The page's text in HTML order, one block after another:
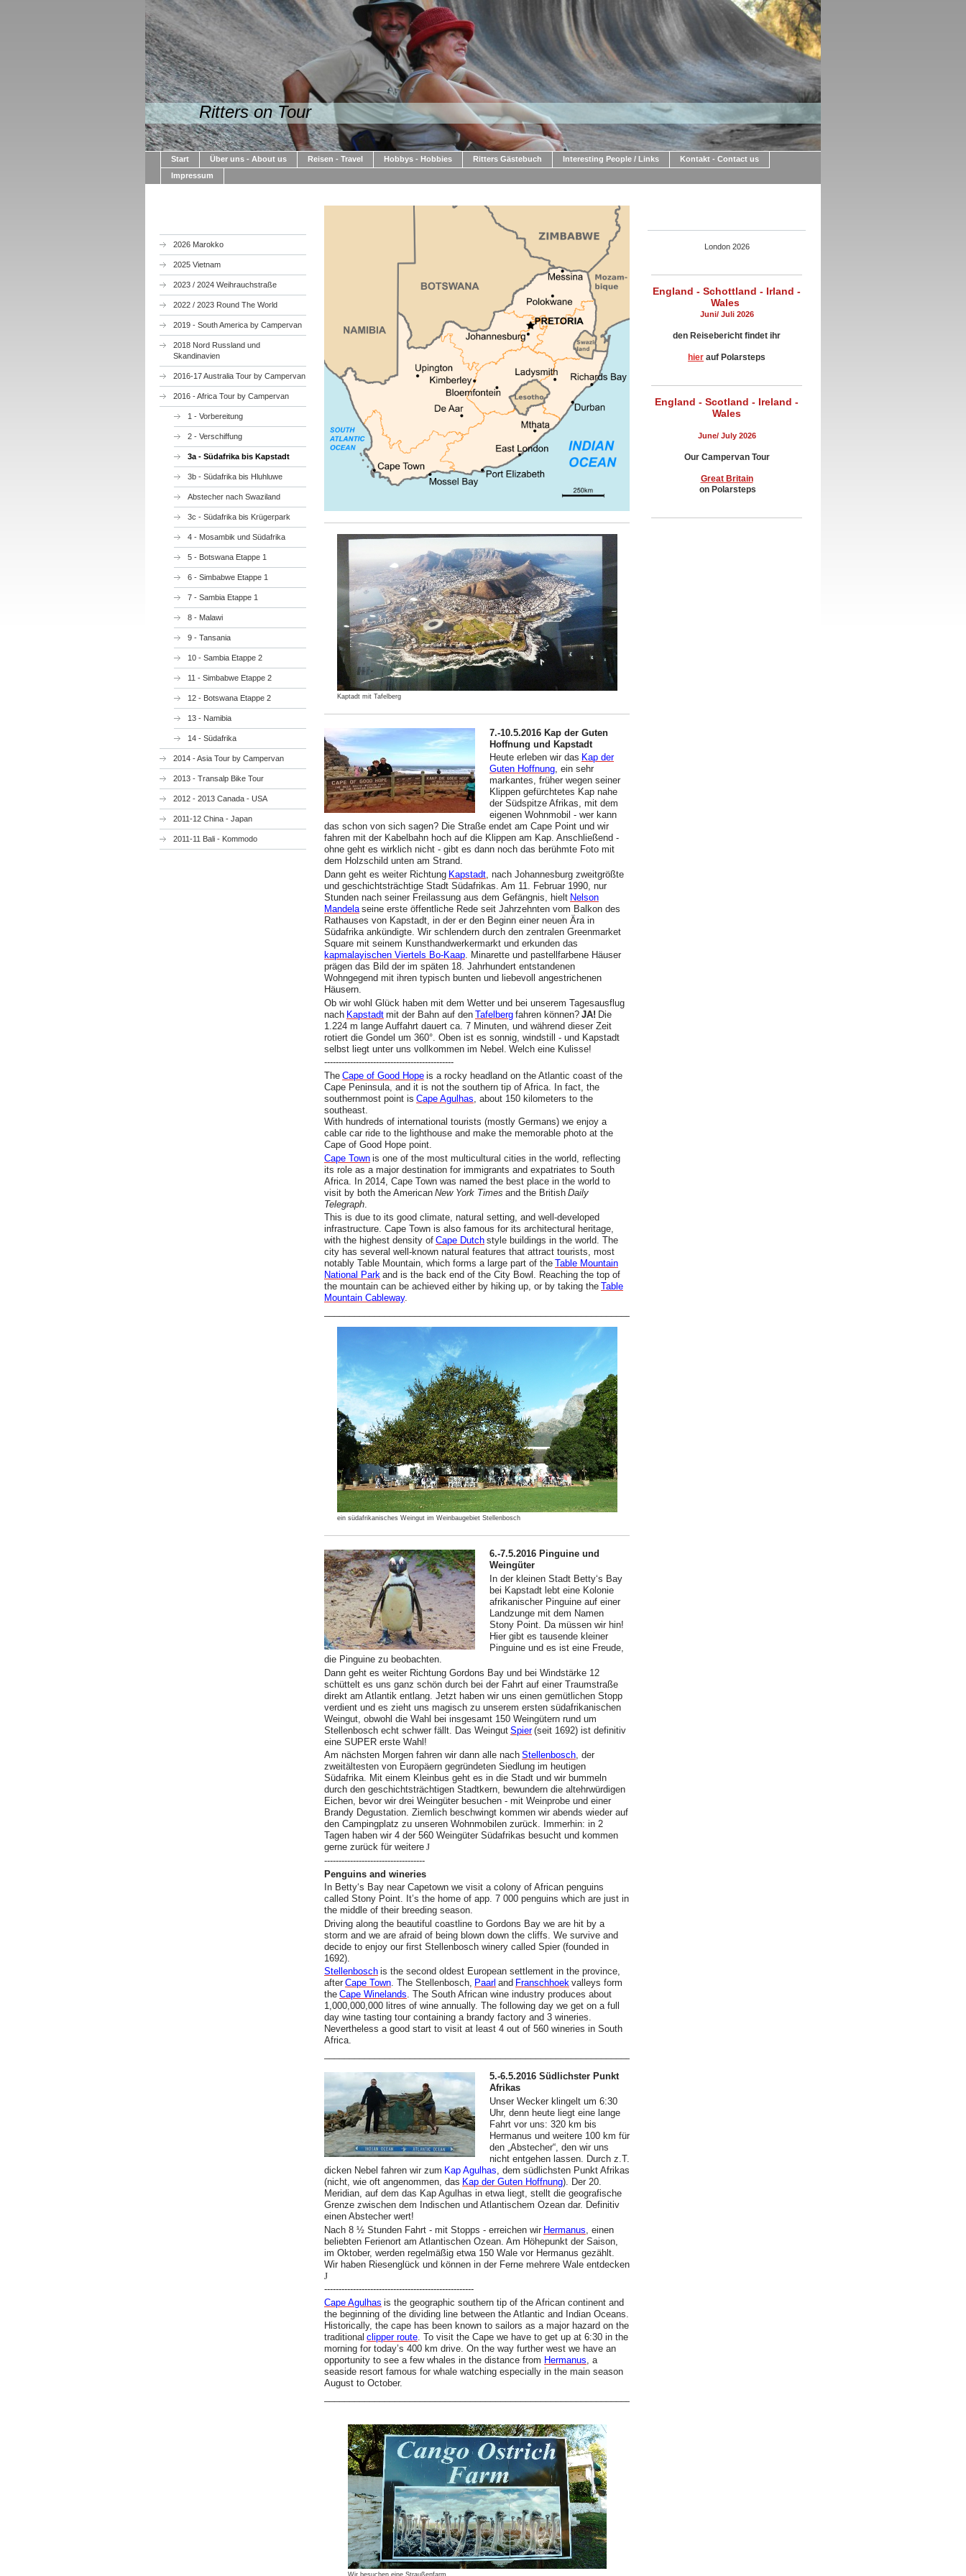
Ritters on Tour
Start Über uns - About us Reisen - Travel Hobbys - Hobbies Ritters Gästebuch Interesting People / Links
Kontakt - Contact us
Impressum
2026 Marokko
2025 Vietnam
2023 / 2024 Weihrauchstraße
2022 / 2023 Round The World
2019 - South America by Campervan
2018 Nord Russland und
Skandinavien
2016-17 Australia Tour by Campervan
2016 - Africa Tour by Campervan
1 - Vorbereitung
2 - Verschiffung
3a - Südafrika bis Kapstadt
3b - Südafrika bis Hluhluwe
Abstecher nach Swaziland
3c - Südafrika bis Krügerpark
4 - Mosambik und Südafrika
5 - Botswana Etappe 1
6 - Simbabwe Etappe 1
7 - Sambia Etappe 1
8 - Malawi
9 - Tansania
10 - Sambia Etappe 2
11 - Simbabwe Etappe 2
12 - Botswana Etappe 2
13 - Namibia
14 - Südafrika
2014 - Asia Tour by Campervan
2013 - Transalp Bike Tour
2012 - 2013 Canada - USA
2011-12 China - Japan
2011-11 Bali - Kommodo
Kaptadt mit Tafelberg
7.-10.5.2016 Kap der Guten
Hoffnung und Kapstadt
Heute erleben wir das Kap der
Guten Hoffnung, ein sehr
markantes, früher wegen seiner
Klippen gefürchtetes Kap nahe
der Südspitze Afrikas, mit dem
eigenen Wohnmobil - wer kann
das schon von sich sagen? Die Straße endet am Cape Point und wir
fahren mit der Kabelbahn hoch auf die Klippen am Kap. Anschließend -
ohne geht es wirklich nicht - gibt es dann noch das berühmte Foto mit
dem Holzschild unten am Strand.
Dann geht es weiter Richtung Kapstadt , nach Johannesburg zweitgrößte
und geschichtsträchtige Stadt Südafrikas. Am 11. Februar 1990, nur
Stunden nach seiner Freilassung aus dem Gefängnis, hielt Nelson
Mandela seine erste öffentliche Rede seit Jahrzehnten vom Balkon des
Rathauses von Kapstadt, in der er den Beginn einer neuen Ära in
Südafrika ankündigte. Wir schlendern durch den zentralen Greenmarket
Square mit seinem Kunsthandwerkermarkt und erkunden das
kapmalayischen Viertels Bo-Kaap . Minarette und pastellfarbene Häuser
prägen das Bild der im späten 18. Jahrhundert entstandenen
Wohngegend mit ihren typisch bunten und liebevoll angestrichenen
Häusern.
Ob wir wohl Glück haben mit dem Wetter und bei unserem Tagesausflug
nach Kapstadt mit der Bahn auf den Tafelberg fahren können? JA! Die
1.224 m lange Auffahrt dauert ca. 7 Minuten, und während dieser Zeit
rotiert die Gondel um 360°. Oben ist es sonnig, windstill - und Kapstadt
selbst liegt unter uns vollkommen im Nebel. Welch eine Kulisse!
---------------------------------------------
The Cape of Good Hope is a rocky headland on the Atlantic coast of the
Cape Peninsula, and it is not the southern tip of Africa. In fact, the
southernmost point is Cape Agulhas , about 150 kilometers to the
southeast.
With hundreds of international tourists (mostly Germans) we enjoy a
cable car ride to the lighthouse and make the memorable photo at the
Cape of Good Hope point.
Cape Town is one of the most multicultural cities in the world, reflecting
its role as a major destination for immigrants and expatriates to South
Africa. In 2014, Cape Town was named the best place in the world to
visit by both the American New York Times and the British Daily
Telegraph
This is due to its good climate, natural setting, and well-developed
infrastructure. Cape Town is also famous for its architectural heritage,
with the highest density of Cape Dutch style buildings in the world. The
city has several well-known natural features that attract tourists, most
notably Table Mountain, which forms a large part of the Table Mountain
National Park and is the back end of the City Bowl. Reaching the top of
the mountain can be achieved either by hiking up, or by taking the Table
Mountain Cableway.
ein südafrikanisches Weingut im Weinbaugebiet Stellenbosch
6.-7.5.2016 Pinguine und
Weingüter
In der kleinen Stadt Betty‘s Bay
bei Kapstadt lebt eine Kolonie
afrikanischer Pinguine auf einer
Landzunge mit dem Namen
Stony Point. Da müssen wir hin!
Hier gibt es tausende kleiner
Pinguine und es ist eine Freude,
die Pinguine zu beobachten.
Dann geht es weiter Richtung Gordons Bay und bei Windstärke 12
schüttelt es uns ganz schön durch bei der Fahrt auf einer Traumstraße
direkt am Atlantik entlang. Jetzt haben wir uns einen gemütlichen Stopp
verdient und es zieht uns magisch zu unserem ersten südafrikanischen
Weingut, obwohl die Wahl bei insgesamt 150 Weingütern rund um
Stellenbosch echt schwer fällt. Das Weingut Spier (seit 1692) ist definitiv
eine SUPER erste Wahl!
Am nächsten Morgen fahren wir dann alle nach Stellenbosch, der
zweitältesten von Europäern gegründeten Siedlung im heutigen
Südafrika. Mit einem Kleinbus geht es in die Stadt und wir bummeln
durch den geschichtsträchtigen Stadtkern, bewundern die altehrwürdigen
Eichen, bevor wir drei Weingüter besuchen - mit Weinprobe und einer
Brandy Degustation. Ziemlich beschwingt kommen wir abends wieder auf
den Campingplatz zu unseren Wohnmobilen zurück. Immerhin: in 2
Tagen haben wir 4 der 560 Weingüter Südafrikas besucht und kommen
gerne zurück für weitere J
-----------------------------------
Penguins and wineries
In Betty‘s Bay near Capetown we visit a colony of African penguins
called Stony Point. It’s the home of app. 7 000 penguins which are just in
the middle of their breeding season.
Driving along the beautiful coastline to Gordons Bay we are hit by a
storm and we are afraid of being blown down the cliffs. We survive and
decide to enjoy our first Stellenbosch winery called Spier (founded in
1692).
Stellenbosch is the second oldest European settlement in the province,
after Cape Town. The Stellenbosch, Paarl and Franschhoek valleys form
the Cape Winelands. The South African wine industry produces about
1,000,000,000 litres of wine annually. The following day we get on a full
day wine tasting tour containing a brandy factory and 3 wineries.
Nevertheless a good start to visit at least 4 out of 560 wineries in South
Africa.
5.-6.5.2016 Südlichster Punkt
Afrikas
Unser Wecker klingelt um 6:30
Uhr, denn heute liegt eine lange
Fahrt vor uns: 320 km bis
Hermanus und weitere 100 km für
den „Abstecher“, den wir uns
nicht entgehen lassen. Durch z.T.
dicken Nebel fahren wir zum Kap Agulhas, dem südlichsten Punkt Afrikas
(nicht, wie oft angenommen, das Kap der Guten Hoffnung). Der 20.
Meridian, auf dem das Kap Agulhas in etwa liegt, stellt die geografische
Grenze zwischen dem Indischen und Atlantischem Ozean dar. Definitiv
einen Abstecher wert!
Nach 8 ½ Stunden Fahrt - mit Stopps - erreichen wir Hermanus , einen
beliebten Ferienort am Atlantischen Ozean. Am Höhepunkt der Saison,
im Oktober, werden regelmäßig etwa 150 Wale vor Hermanus gezählt.
Wir haben Riesenglück und können in der Ferne mehrere Wale entdecken
J
----------------------------------------------------
Cape Agulhas is the geographic southern tip of the African continent and
the beginning of the dividing line between the Atlantic and Indian Oceans.
Historically, the cape has been known to sailors as a major hazard on the
traditional clipper route. To visit the Cape we have to get up at 6:30 in the
morning for today’s 400 km drive. On the way further west we have an
opportunity to see a few whales in the distance from Hermanus, a
seaside resort famous for whale watching especially in the main season
August to October.
London 2026
England - Schottland - Irland -
Wales
Juni/ Juli 2026
den Reisebericht findet ihr
hier auf Polarsteps
England - Scotland - Ireland -
Wales
June/ July 2026
Our Campervan Tour
Great Britain
on Polarsteps